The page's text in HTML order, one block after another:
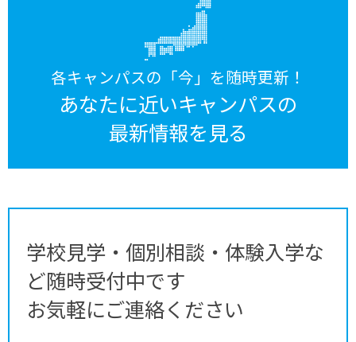
各キャンパスの「今」を随時更新！
あなたに近いキャンパスの
最新情報を見る
学校見学・個別相談・体験入学な
ど随時受付中です
お気軽にご連絡ください